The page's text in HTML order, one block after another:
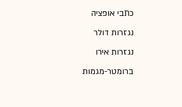
כתבי אופציה
נגזרות דולר
נגזרות אירו
ברומטר-מגמות